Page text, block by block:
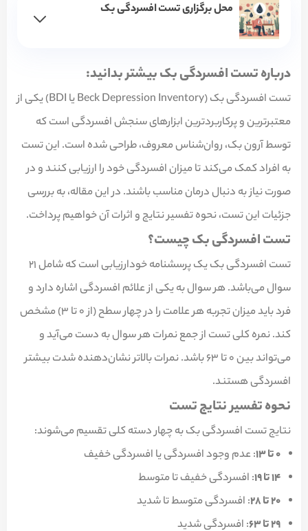
محل برگزاری تست افسردگی بک
درباره تست افسردگی بک بیشتر بدانید:
تست افسردگی بک (Beck Depression Inventory یا BDI) یکی از
معتبرترین و پرکاربردترین ابزارهای سنجش افسردگی است که
توسط آرون بک، روان‌شناس معروف، طراحی شده است. این تست
به افراد کمک می‌کند تا میزان افسردگی خود را ارزیابی کنند و در
صورت نیاز به دنبال درمان مناسب باشند. در این مقاله، به بررسی
جزئیات این تست، نحوه تفسیر نتایج و اثرات آن خواهیم پرداخت.
تست افسردگی بک چیست؟
تست افسردگی بک یک پرسشنامه خودارزیابی است که شامل ۲۱
سوال می‌باشد. هر سوال به یکی از علائم افسردگی اشاره دارد و
فرد باید میزان تجربه هر علامت را در چهار سطح (از ۰ تا ۳) مشخص
کند. نمره کلی تست از جمع نمرات هر سوال به دست می‌آید و
می‌تواند بین ۰ تا ۶۳ باشد. نمرات بالاتر نشان‌دهنده شدت بیشتر
افسردگی هستند.
نحوه تفسیر نتایج تست
نتایج تست افسردگی بک به چهار دسته کلی تقسیم می‌شوند:
۰ تا ۱۳
: عدم وجود افسردگی یا افسردگی خفیف
۱۴ تا ۱۹
: افسردگی خفیف تا متوسط
۲۰ تا ۲۸
: افسردگی متوسط تا شدید
۲۹ تا ۶۳
: افسردگی شدید